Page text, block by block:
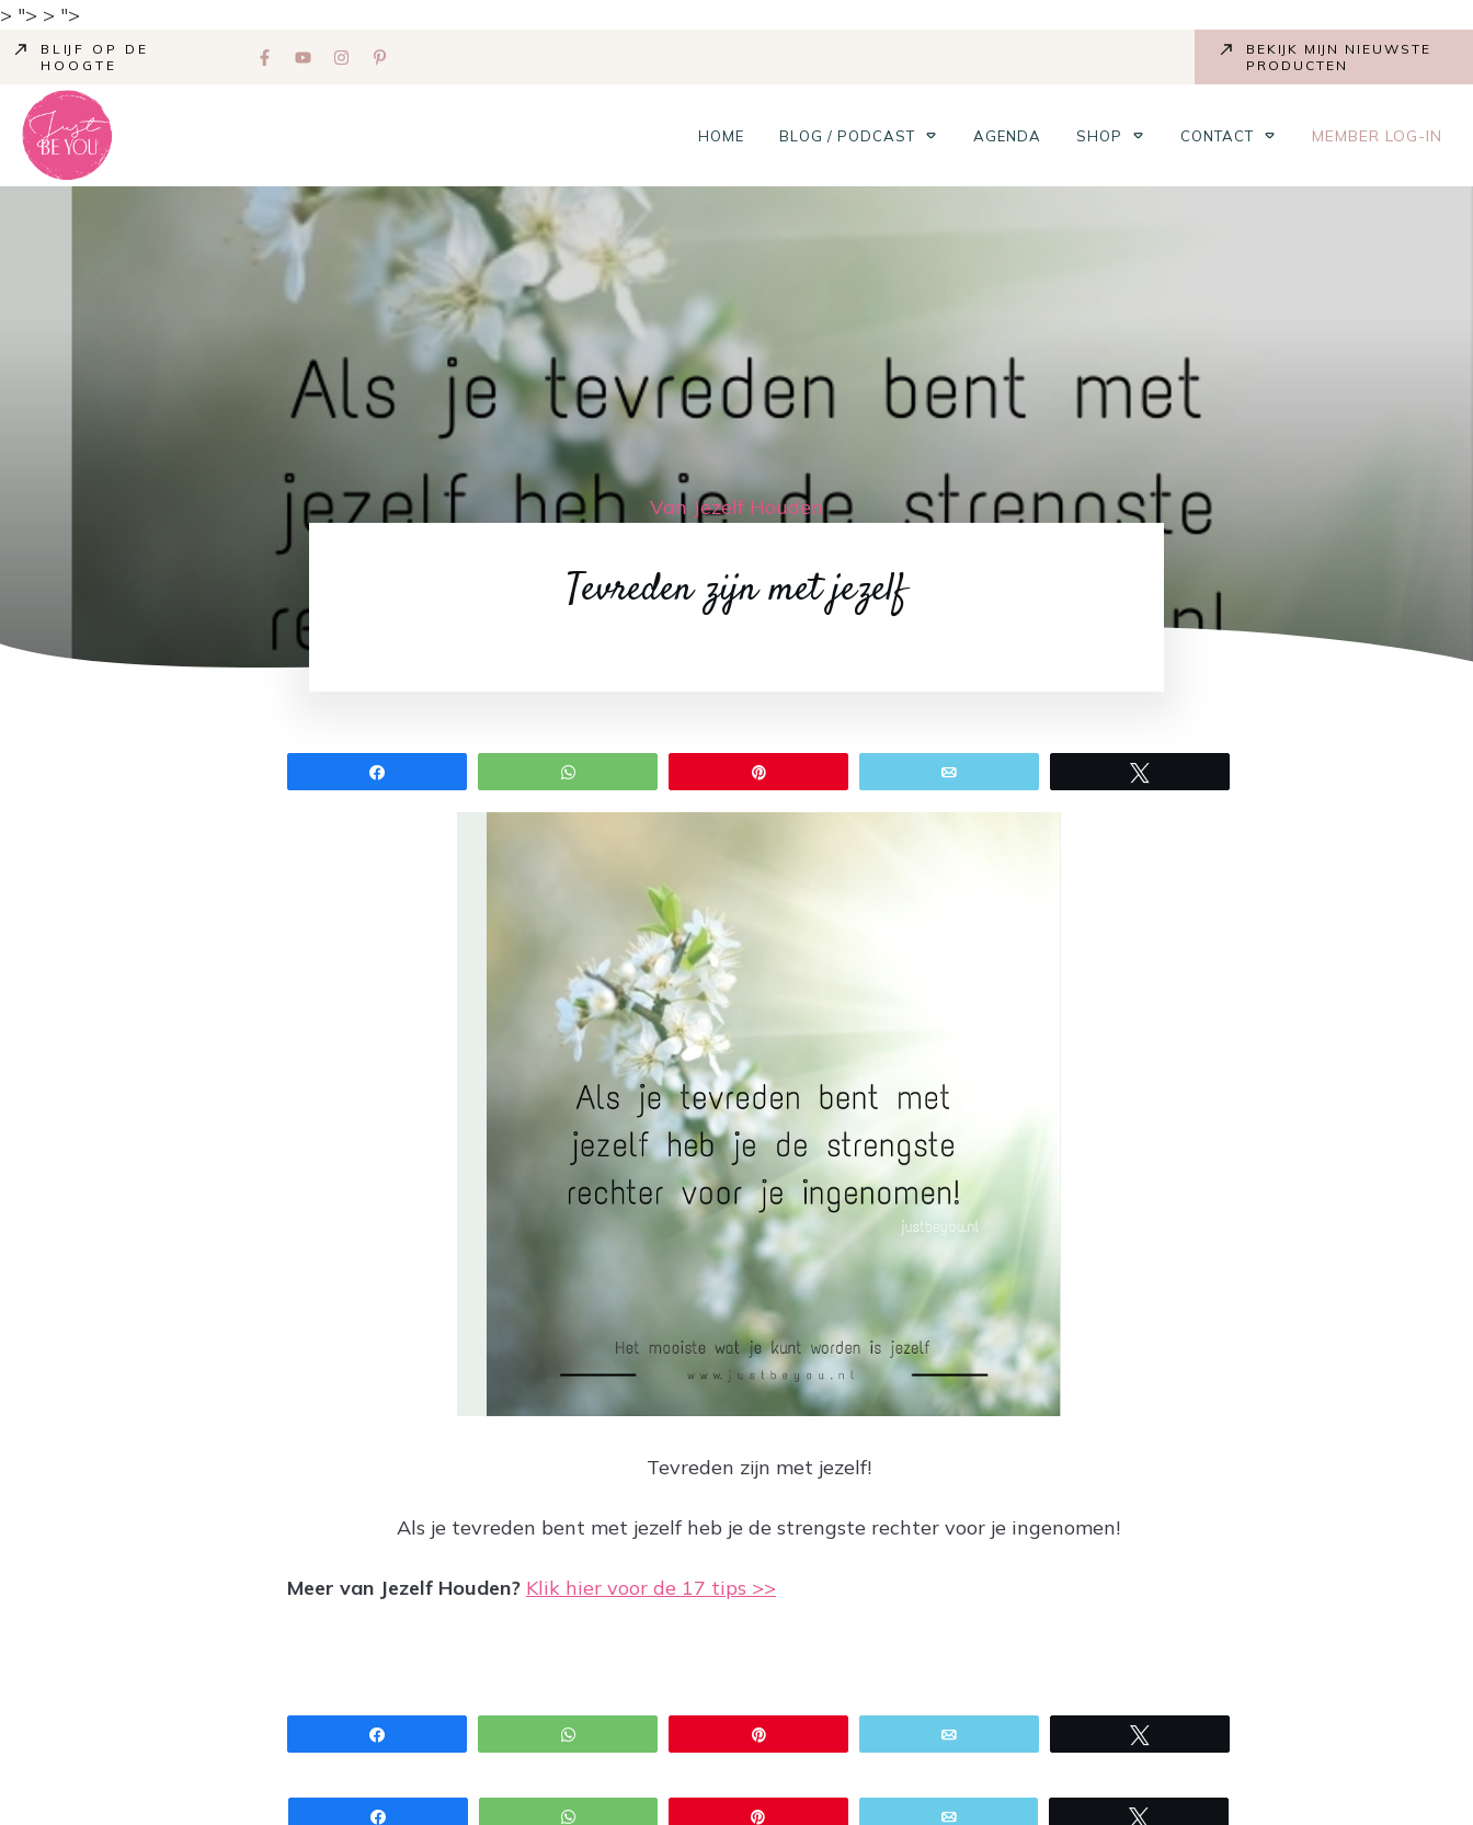
> "> > ">
BLIJF OP DE
HOOGTE
BEKIJK MIJN NIEUWSTE
PRODUCTEN
HOME BLOG / PODCAST AGENDA SHOP CONTACT MEMBER LOG-IN
Van Jezelf Houden
Tevreden zijn met jezelf
Tevreden zijn met jezelf!
Als je tevreden bent met jezelf heb je de strengste rechter voor je ingenomen!
Meer van Jezelf Houden? Klik hier voor de 17 tips >>